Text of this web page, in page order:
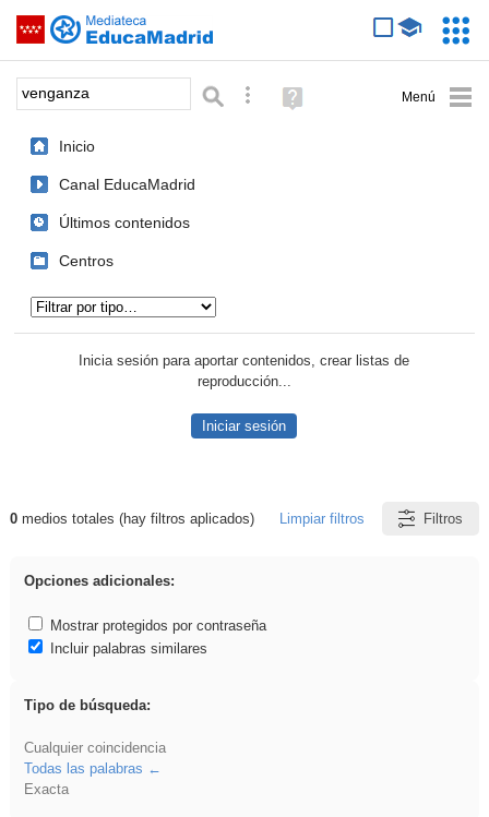
Saltar navegación
Palabra o frase: Búsqueda avanzada
Ayuda
(en
Inicio
Canal EducaMadrid
Últimos contenidos
Centros
Inicia sesión para aportar contenidos, crear listas de
reproducción...
Iniciar sesión
Resultados de: venganza
0medios totales (hay filtros aplicados) Limpiar filtros Filtros
Opciones adicionales:
Mostrar protegidos por contraseña
Incluir palabras similares
Tipo de búsqueda:
Cualquier coincidencia
Todas las palabras
Exacta